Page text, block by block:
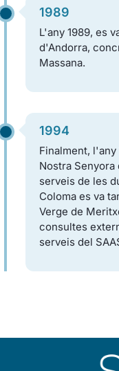
1989
L'any 1989, es
d'Andorra,
Massana.
1994
Finalment,
Nostra
serveis de les
Coloma es va
Verge de
consultes
serveis del